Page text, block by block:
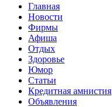
Главная
Новости
Фирмы
Афиша
Отдых
Здоровье
Юмор
Статьи
Кредитная амнистия
Объявления